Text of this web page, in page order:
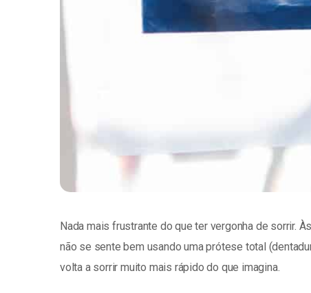
Nada mais frustrante do que ter vergonha de sorrir.
não se sente bem usando uma prótese total
volta a sorrir muito mais rápido do que imagina.